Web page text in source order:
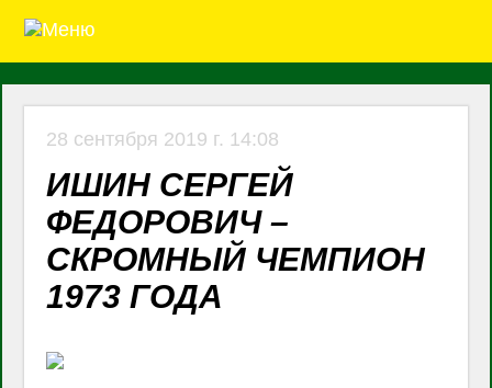
28 сентября 2019 г. 14:08
ИШИН СЕРГЕЙ
ФЕДОРОВИЧ –
СКРОМНЫЙ ЧЕМПИОН
1973 ГОДА